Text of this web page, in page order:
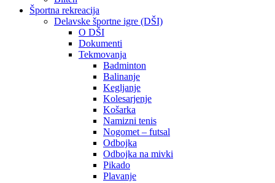
Športna rekreacija
Delavske športne igre (DŠI)
O DŠI
Dokumenti
Tekmovanja
Badminton
Balinanje
Kegljanje
Kolesarjenje
Košarka
Namizni tenis
Nogomet – futsal
Odbojka
Odbojka na mivki
Pikado
Plavanje